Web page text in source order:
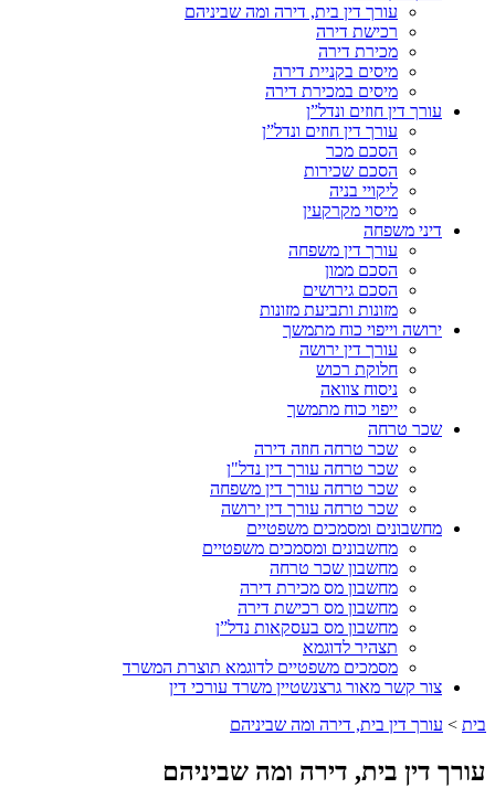
עורך דין בית, דירה ומה שביניהם
רכישת דירה
מכירת דירה
מיסים בקניית דירה
מיסים במכירת דירה
עורך דין חוזים ונדל”ן
עורך דין חוזים ונדל”ן
הסכם מכר
הסכם שכירות
ליקויי בניה
מיסוי מקרקעין
דיני משפחה
עורך דין משפחה
הסכם ממון
הסכם גירושים
מזונות ותביעת מזונות
ירושה וייפוי כוח מתמשך
עורך דין ירושה
חלוקת רכוש
ניסוח צוואה
ייפוי כוח מתמשך
שכר טרחה
שכר טרחה חוזה דירה
שכר טרחה עורך דין נדל"ן
שכר טרחה עורך דין משפחה
שכר טרחה עורך דין ירושה
מחשבונים ומסמכים משפטיים
מחשבונים ומסמכים משפטיים
מחשבון שכר טרחה
מחשבון מס מכירת דירה
מחשבון מס רכישת דירה
מחשבון מס בעסקאות נדל”ן
תצהיר לדוגמא
מסמכים משפטיים לדוגמא תוצרת המשרד
צור קשר מאור גרצנשטיין משרד עורכי דין
בית > עורך דין בית, דירה ומה שביניהם
עורך דין בית, דירה ומה שביניהם​